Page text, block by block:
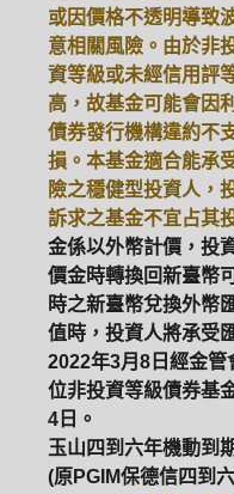
或因價格不透明導致
意相關風險。由於非
資等級或未經信用評
高，故基金可能會因
債券發行機構違約不
損。本基金適合能承
險之穩健型投資人，
訴求之基金不宜占其
金係以外幣計價，投
價金時轉換回新臺幣
時之新臺幣兌換外幣
值時，投資人將承受
2022年3月8日經金管
位非投資等級債券基
4日。
玉山四到六年機動到
(原PGIM保德信四到